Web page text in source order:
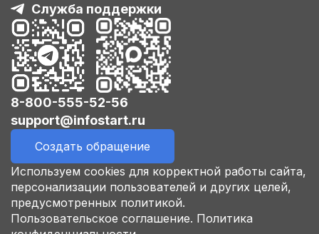
Служба поддержки
8-800-555-52-56
support@infostart.ru
Создать обращение
Используем cookies для корректной работы сайта,
персонализации пользователей и других целей,
предусмотренных политикой.
Пользовательское соглашение. Политика